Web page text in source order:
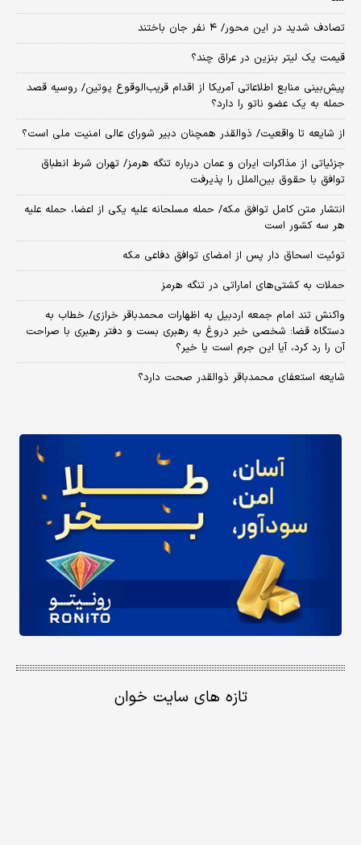
تصادف شدید در این محور/ ۴ نفر جان باختند
قیمت یک لیتر بنزین در عراق چند؟
پیش‌بینی منابع اطلاعاتی آمریکا از اقدام قریب‌الوقوع پوتین/ روسیه قصد
حمله به یک عضو ناتو را دارد؟
از شایعه تا واقعیت/ ذوالقدر همچنان دبیر شورای ‌عالی امنیت ملی است؟
جزئیاتی از مذاکرات ایران و عمان درباره تنگه هرمز/ تهران شرط انطباق
توافق با حقوق بین‌الملل را پذیرفت
انتشار متن کامل توافق مکه/ حمله مسلحانه علیه یکی از اعضا، حمله علیه
هر سه کشور است
توئیت اسحاق دار پس از امضای توافق دفاعی مکه
حملات به کشتی‌های اماراتی در تنگه هرمز
واکنش تند امام جمعه اردبیل به اظهارات محمدباقر خرازی/ خطاب به
دستگاه قضا: شخصی خبر دروغ به رهبری بست و دفتر رهبری با صراحت
آن را رد کرد، آیا این جرم است یا خیر؟
شایعه استعفای محمدباقر ذوالقدر صحت دارد؟
تازه های سایت خوان